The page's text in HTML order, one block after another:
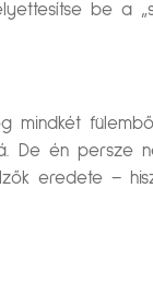
be a
mindkét
De én persze
eredete –